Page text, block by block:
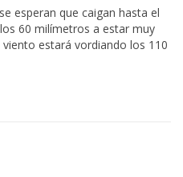
esperan que caigan hasta el
60 milímetros a estar muy
estará vordiando los 110